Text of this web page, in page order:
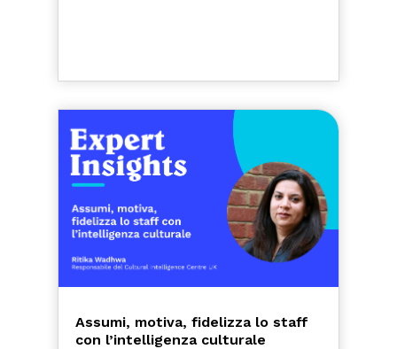
Assumi, motiva, fidelizza lo staff
con l’intelligenza culturale